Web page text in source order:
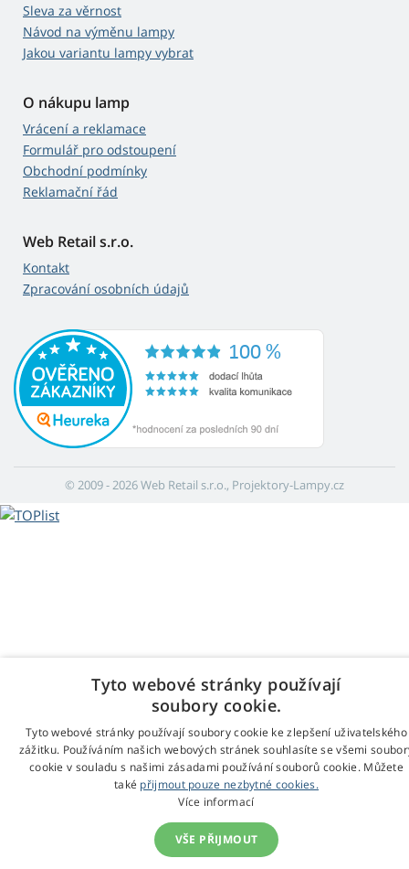
Sleva za věrnost
Návod na výměnu lampy
Jakou variantu lampy vybrat
O nákupu lamp
Vrácení a reklamace
Formulář pro odstoupení
Obchodní podmínky
Reklamační řád
Web Retail s.r.o.
Kontakt
Zpracování osobních údajů
© 2009 - 2026 Web Retail s.r.o., Projektory-Lampy.cz
Tyto webové stránky používají
soubory cookie.
Tyto webové stránky používají soubory cookie ke zlepšení uživatelského
zážitku. Používáním našich webových stránek souhlasíte se všemi
cookie v souladu s našimi zásadami používání souborů cookie. Můžete
také přijmout pouze nezbytné cookies.
Více informací
VŠE PŘIJMOUT